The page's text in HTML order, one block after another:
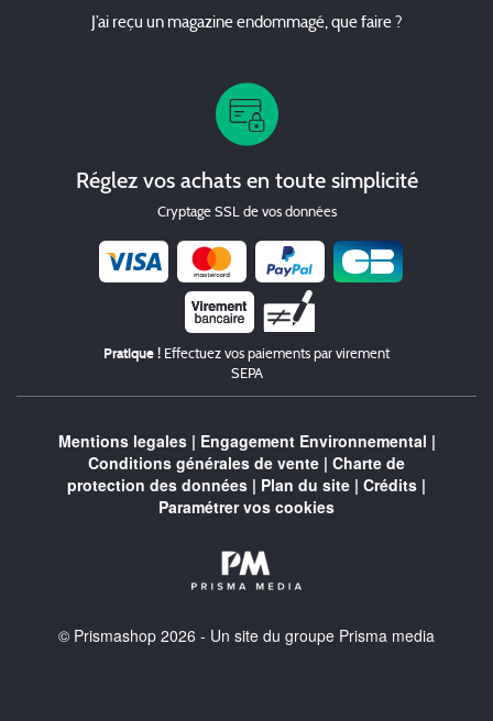
J’ai reçu un magazine endommagé, que faire ?
Réglez vos achats en toute simplicité
Cryptage SSL de vos données
Chèque
Pratique ! Effectuez vos paiements par virement
SEPA
Mentions legales| Engagement Environnemental |
Conditions générales de vente | Charte de
protection des données | Plan du site | Crédits |
Paramétrer vos cookies
© Prismashop 2026 - Un site du groupe Prisma media